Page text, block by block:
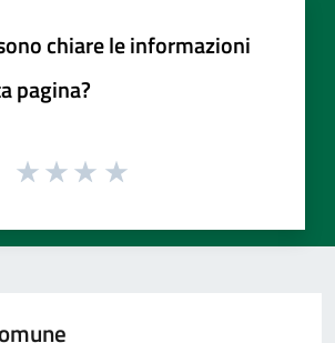
chiare le informazioni
pagina?